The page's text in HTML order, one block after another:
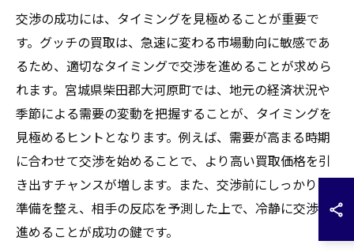
交渉の成功には、タイミングを見極めることが重要で
す。グッチの買取は、急速に変わる市場動向に敏感であ
るため、適切なタイミングで交渉を進めることが求めら
れます。宮城県柴田郡大河原町では、地元の経済状況や
季節による需要の変動を把握することが、タイミングを
見極めるヒントとなります。例えば、需要が高まる時期
に合わせて交渉を始めることで、より高い買取価格を引
き出すチャンスが増します。また、交渉前にしっかりと
準備を整え、相手の反応を予測した上で、冷静に交渉を
進めることが成功の鍵です。